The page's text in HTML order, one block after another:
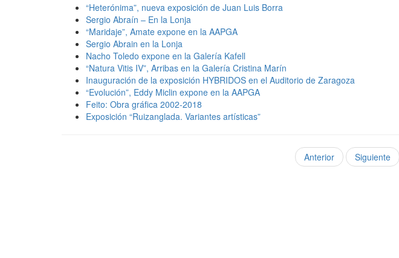
“Heterónima”, nueva exposición de Juan Luis Borra
Sergio Abraín – En la Lonja
“Maridaje”, Amate expone en la AAPGA
Sergio Abrain en la Lonja
Nacho Toledo expone en la Galería Kafell
“Natura Vitis IV”, Arribas en la Galería Cristina Marín
Inauguración de la exposición HYBRIDOS en el Auditorio de Zaragoza
“Evolución”, Eddy Miclin expone en la AAPGA
Feito: Obra gráfica 2002-2018
Exposición “Ruizanglada. Variantes artísticas”
Anterior Siguiente